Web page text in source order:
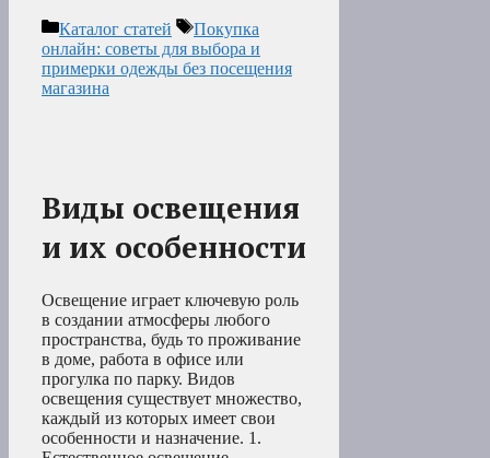
Рубрики
Каталог статей Метки
Покупка
онлайн: советы для выбора и
примерки одежды без посещения
магазина
Виды освещения
и их особенности
Освещение играет ключевую роль
в создании атмосферы любого
пространства, будь то проживание
в доме, работа в офисе или
прогулка по парку. Видов
освещения существует множество,
каждый из которых имеет свои
особенности и назначение. 1.